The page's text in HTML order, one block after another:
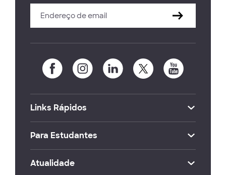
Links Rápidos
Para Estudantes
Atualidade